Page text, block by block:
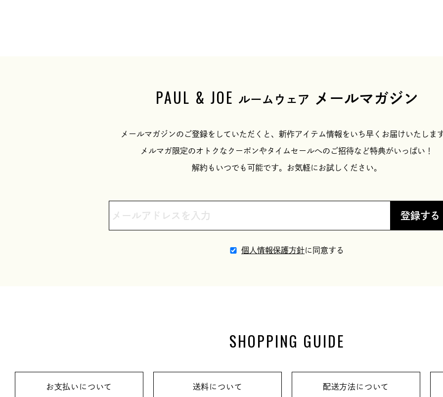
PAUL & JOE ルームウェア メールマガジン
メールマガジンのご登録をしていただくと、新作アイテム情報をいち早くお届けいたしま
メルマガ限定のオトクなクーポンやタイムセールへのご招待など特典がいっぱい！
解約もいつでも可能です。お気軽にお試しください。
登録する
個人情報保護方針に同意する
SHOPPING GUIDE
お支払いについて 送料について 配送方法について